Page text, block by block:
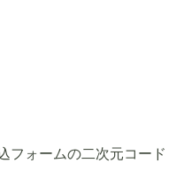
フォームの二次元コード